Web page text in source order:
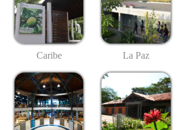
Caribe La Paz